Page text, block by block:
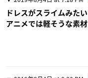
ドレスがスライムみた
アニメでは軽そうな素